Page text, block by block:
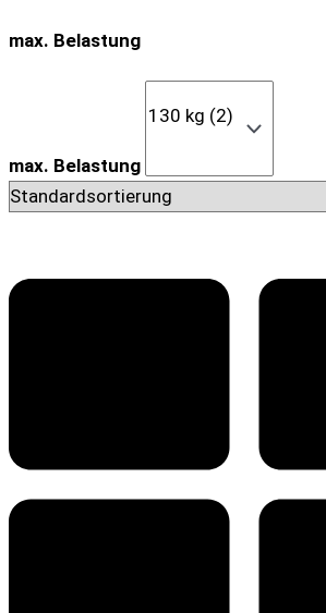
max. Belastung
max. Belastung